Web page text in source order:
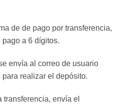
de de pago por transferencia,
a 6 dígitos.
envía al correo de usuario
realizar el depósito.
envía el